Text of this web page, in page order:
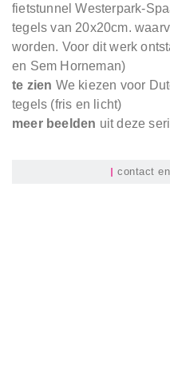
fietstunnel Westerpark-
tegels van 20x20cm.
worden. Voor dit werk
en Sem Horneman)
te zien We kiezen voor
tegels (fris en licht)
meer beelden uit deze
contact